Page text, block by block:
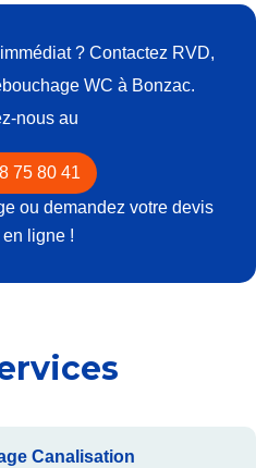
? Contactez RVD,
WC à Bonzac.
nous au
75 80 41
ou demandez votre devis
ligne !
Canalisation